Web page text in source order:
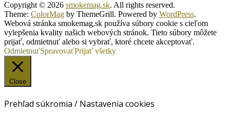
Copyright © 2026 smokemag.sk. All rights reserved.
Theme: ColorMag by ThemeGrill. Powered by WordPress.
Webová stránka smokemag.sk používa súbory cookie s cieľom
vylepšenia kvality našich webových stránok. Tieto súbory môžete
prijať, odmietnuť alebo si vybrať, ktoré chcete akceptovať.
OdmietnuťSpravovaťPrijať všetky
Close
Prehľad súkromia / Nastavenia cookies